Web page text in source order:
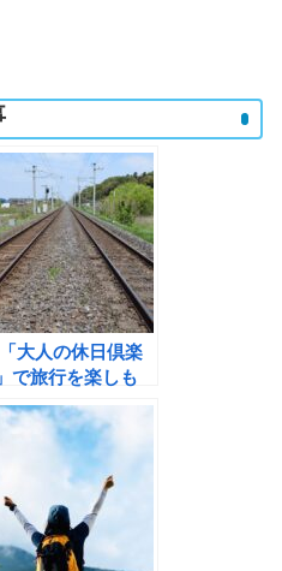
大人の休日倶楽
で旅行を楽しも
お得な使い方やメ
ト・デメリットを